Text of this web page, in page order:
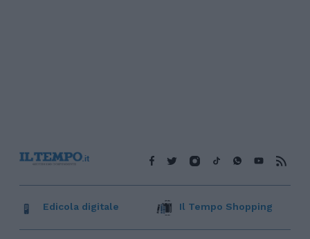
Edicola digitale Il Tempo Shopping